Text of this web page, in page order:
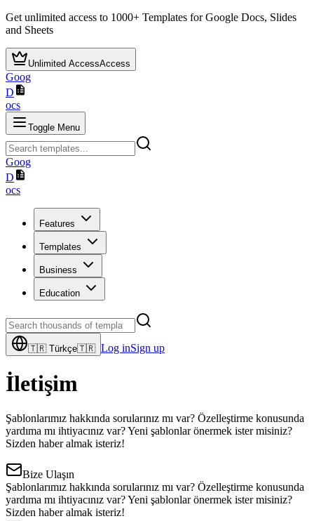
Get unlimited access to 1000+ Templates for Google Docs, Slides
and Sheets
Unlimited AccessAccess
Goog
D
ocs
Toggle Menu
Goog
D
ocs
Features
Templates
Business
Education
🇹🇷 Türkçe🇹🇷 Log inSign up
İletişim
Şablonlarımız hakkında sorularınız mı var? Özelleştirme konusunda
yardıma mı ihtiyacınız var? Yeni şablonlar önermek ister misiniz?
Sizden haber almak isteriz!
Bize Ulaşın
Şablonlarımız hakkında sorularınız mı var? Özelleştirme konusunda
yardıma mı ihtiyacınız var? Yeni şablonlar önermek ister misiniz?
Sizden haber almak isteriz!